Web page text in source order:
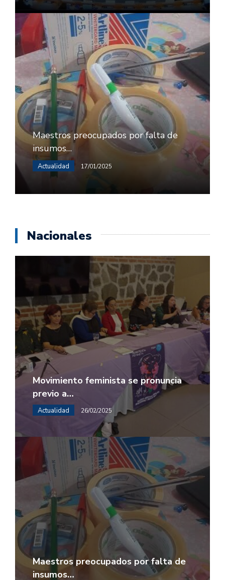
Maestros preocupados por falta de
insumos…
Actualidad 17/01/2025
Nacionales
Movimiento feminista se pronuncia
previo a…
Actualidad 26/02/2025
Maestros preocupados por falta de
insumos…